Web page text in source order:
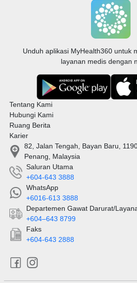
Unduh aplikasi MyHealth360 untuk
layanan medis dengan
Tentang Kami
Hubungi Kami
Ruang Berita
Karier
82, Jalan Tengah, Bayan Baru,
Penang, Malaysia
Saluran Utama
+604-643 3888
WhatsApp
+6016-613 3888
Departemen Gawat Darurat/
+604–643 8799
Faks
+604-643 2888